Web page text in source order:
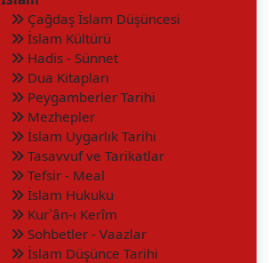
Çağdaş İslam Düşüncesi
İslam Kültürü
Hadis - Sünnet
Dua Kitapları
Peygamberler Tarihi
Mezhepler
İslam Uygarlık Tarihi
Tasavvuf ve Tarikatlar
Tefsir - Meal
İslam Hukuku
Kur`ân-ı Kerîm
Sohbetler - Vaazlar
İslam Düşünce Tarihi